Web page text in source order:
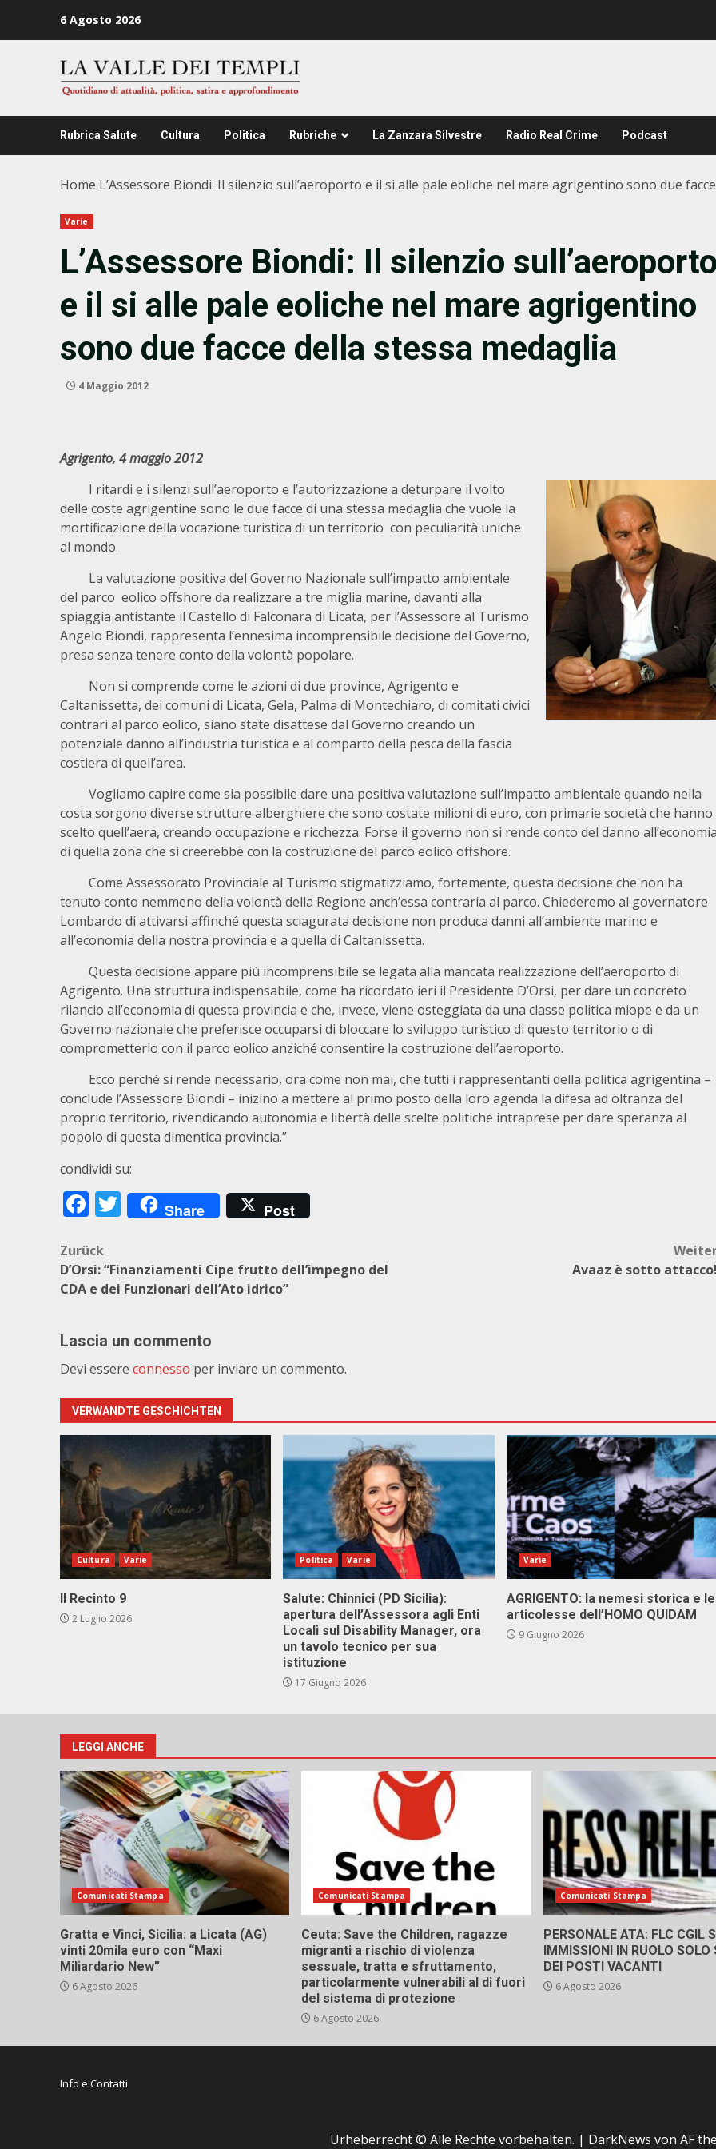
6 Agosto 2026
Rubrica Salute Cultura Politica Rubriche La Zanzara Silvestre Radio Real Crime Podcast
Home L’Assessore Biondi: Il silenzio sull’aeroporto e il si alle pale eoliche nel mare agrigentino sono due
Varie
L’Assessore Biondi: Il silenzio
e il si alle pale eoliche nel mare agrigentino
sono due facce della stessa medaglia
4 Maggio 2012
Agrigento, 4 maggio 2012
I ritardi e i silenzi sull’aeroporto e l’autorizzazione a deturpare il volto
delle coste agrigentine sono le due facce di una stessa medaglia che vuole la
mortificazione della vocazione turistica di un territorio con peculiarità uniche
al mondo.
La valutazione positiva del Governo Nazionale sull’impatto ambientale
del parco eolico offshore da realizzare a tre miglia marine, davanti alla
spiaggia antistante il Castello di Falconara di Licata, per l’Assessore al Turismo
Angelo Biondi, rappresenta l’ennesima incomprensibile decisione del Governo,
presa senza tenere conto della volontà popolare.
Non si comprende come le azioni di due province, Agrigento e
Caltanissetta, dei comuni di Licata, Gela, Palma di Montechiaro, di comitati civici
contrari al parco eolico, siano state disattese dal Governo creando un
potenziale danno all’industria turistica e al comparto della pesca della fascia
costiera di quell’area.
Vogliamo capire come sia possibile dare una positiva valutazione sull’impatto ambientale quando nella
costa sorgono diverse strutture alberghiere che sono costate milioni di euro, con primarie società che hanno
scelto quell’aera, creando occupazione e ricchezza. Forse il governo non si rende conto del danno
di quella zona che si creerebbe con la costruzione del parco eolico offshore.
Come Assessorato Provinciale al Turismo stigmatizziamo, fortemente, questa decisione che non ha
tenuto conto nemmeno della volontà della Regione anch’essa contraria al parco. Chiederemo al governatore
Lombardo di attivarsi affinché questa sciagurata decisione non produca danni all’ambiente marino e
all’economia della nostra provincia e a quella di Caltanissetta.
Questa decisione appare più incomprensibile se legata alla mancata realizzazione dell’aeroporto di
Agrigento. Una struttura indispensabile, come ha ricordato ieri il Presidente D’Orsi, per dare un concreto
rilancio all’economia di questa provincia e che, invece, viene osteggiata da una classe politica miope e da un
Governo nazionale che preferisce occuparsi di bloccare lo sviluppo turistico di questo territorio o di
comprometterlo con il parco eolico anziché consentire la costruzione dell’aeroporto.
Ecco perché si rende necessario, ora come non mai, che tutti i rappresentanti della politica agrigentina –
conclude l’Assessore Biondi – inizino a mettere al primo posto della loro agenda la difesa ad oltranza del
proprio territorio, rivendicando autonomia e libertà delle scelte politiche intraprese per dare speranza al
popolo di questa dimentica provincia.”
condividi su:
Facebook
Twitter
Share Post
Beitragsnavigation
Zurück
D’Orsi: “Finanziamenti Cipe frutto dell’impegno del
CDA e dei Funzionari dell’Ato idrico”
Avaaz è sotto
Lascia un commento
Devi essere connesso per inviare un commento.
VERWANDTE GESCHICHTEN
Cultura Varie
Il Recinto 9
2 Luglio 2026
Politica Varie
Salute: Chinnici (PD Sicilia):
apertura dell’Assessora agli Enti
Locali sul Disability Manager, ora
un tavolo tecnico per sua
istituzione
17 Giugno 2026
Varie
AGRIGENTO: la nemesi storica e le
articolesse dell’HOMO QUIDAM
9 Giugno 2026
LEGGI ANCHE
Comunicati Stampa
Gratta e Vinci, Sicilia: a Licata (AG)
vinti 20mila euro con “Maxi
Miliardario New”
6 Agosto 2026
Comunicati Stampa
Ceuta: Save the Children, ragazze
migranti a rischio di violenza
sessuale, tratta e sfruttamento,
particolarmente vulnerabili al di fuori
del sistema di protezione
6 Agosto 2026
Comunicati Stampa
PERSONALE ATA: FLC CGIL
IMMISSIONI IN RUOLO SOLO
DEI POSTI VACANTI
6 Agosto 2026
Info e Contatti
Urheberrecht © Alle Rechte vorbehalten. | DarkNews von AF